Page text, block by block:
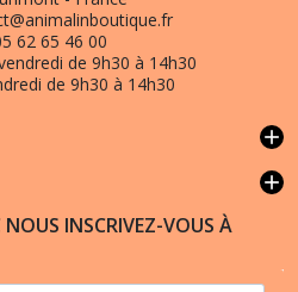
62 65 46 00
de 9h30 à 14h30
de 9h30 à 14h30
add
add
NOUS INSCRIVEZ-VOUS À